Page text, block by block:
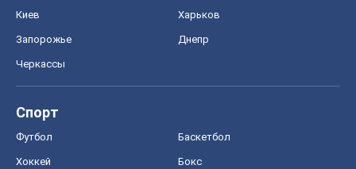
Киев Харьков
Запорожье Днепр
Черкассы
Спорт
Футбол Баскетбол
Хоккей Бокс